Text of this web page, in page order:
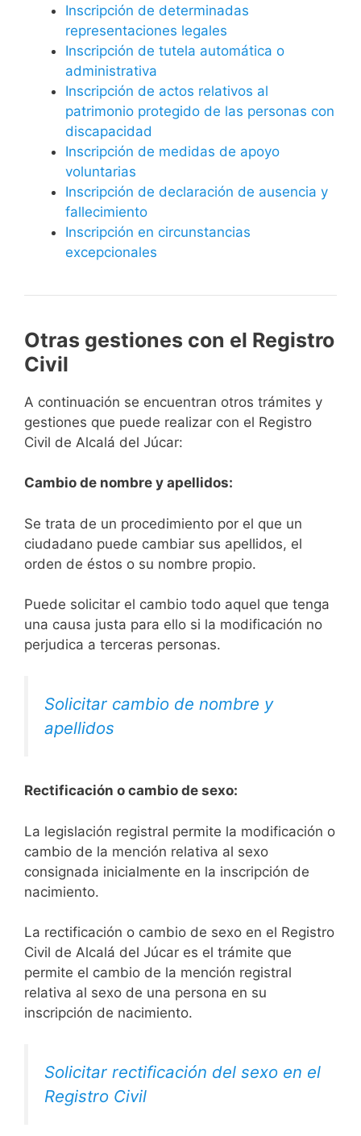
Inscripción de determinadas
representaciones legales
Inscripción de tutela automática o
administrativa
Inscripción de actos relativos al
patrimonio protegido de las personas con
discapacidad
Inscripción de medidas de apoyo
voluntarias
Inscripción de declaración de ausencia y
fallecimiento
Inscripción en circunstancias
excepcionales
Otras gestiones con el Registro
Civil
A continuación se encuentran otros trámites y
gestiones que puede realizar con el Registro
Civil de Alcalá del Júcar:
Cambio de nombre y apellidos:
Se trata de un procedimiento por el que un
ciudadano puede cambiar sus apellidos, el
orden de éstos o su nombre propio.
Puede solicitar el cambio todo aquel que tenga
una causa justa para ello si la modificación no
perjudica a terceras personas.
Solicitar cambio de nombre y
apellidos
Rectificación o cambio de sexo:
La legislación registral permite la modificación o
cambio de la mención relativa al sexo
consignada inicialmente en la inscripción de
nacimiento.
La rectificación o cambio de sexo en el Registro
Civil de Alcalá del Júcar es el trámite que
permite el cambio de la mención registral
relativa al sexo de una persona en su
inscripción de nacimiento.
Solicitar rectificación del sexo en el
Registro Civil